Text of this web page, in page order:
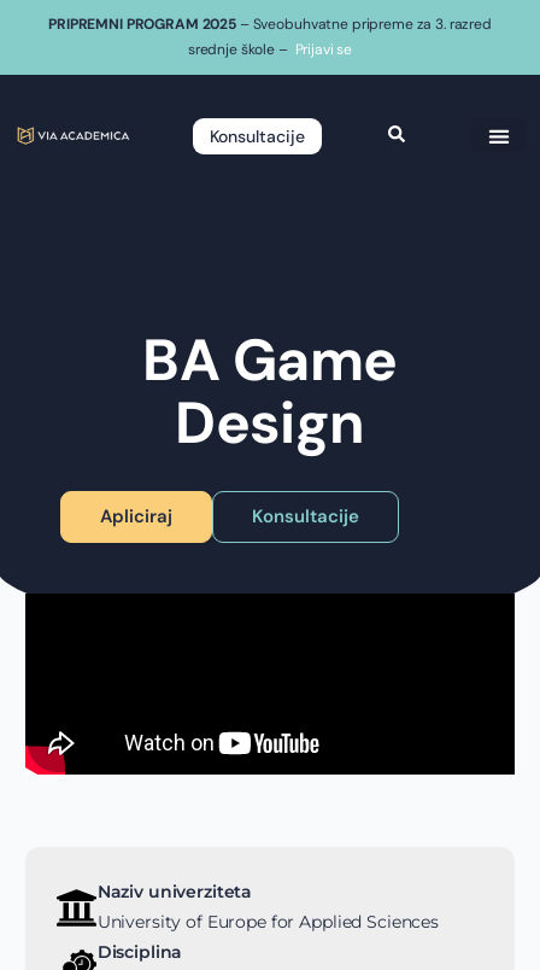
PRIPREMNI PROGRAM 2025 – Sveobuhvatne pripreme za 3. razred
srednje škole – Prijavi se
Konsultacije
BA Game
Design
Apliciraj Konsultacije
Naziv univerziteta
University of Europe for Applied Sciences
Disciplina